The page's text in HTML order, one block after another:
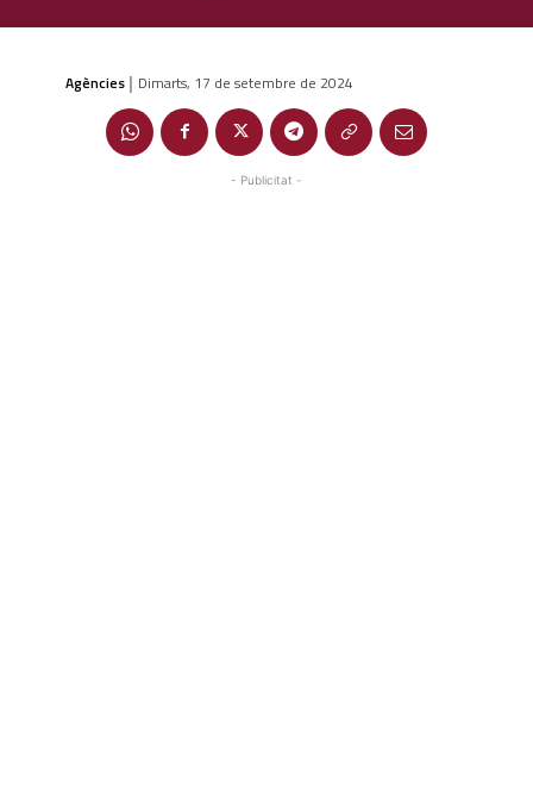
Agències | Dimarts, 17 de setembre de 2024
- Publicitat -